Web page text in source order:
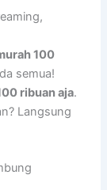
100
semua!
ribuan aja.
Langsung